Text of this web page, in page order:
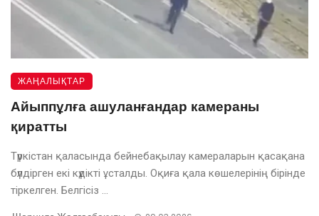
ЖАҢАЛЫҚТАР
Айыппұлға ашуланғандар камераны
қиратты
Түркістан қаласында бейнебақылау камераларын қасақана
бүлдірген екі күдікті ұсталды. Оқиға қала көшелерінің бірінде
тіркелген. Белгісіз ...